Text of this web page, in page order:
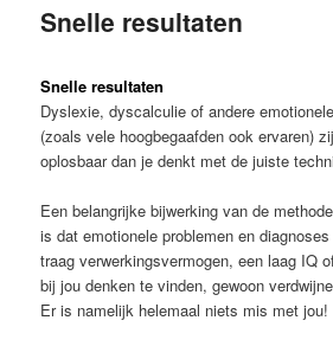
Snelle resultaten
Snelle resultaten
Dyslexie, dyscalculie of andere
(zoals vele hoogbegaafden ook ervaren)
oplosbaar dan je denkt met de juiste
Een belangrijke bijwerking van de
is dat emotionele problemen en
traag verwerkingsvermogen, een laag IQ
bij jou denken te vinden, gewoon
Er is namelijk helemaal niets mis met jou!